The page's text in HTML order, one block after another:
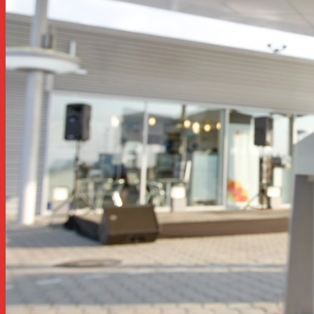
Nimic din toate acestea nu este revoluționar. Ceea ce
contează este gradul de convergență – și disponibilitatea de
a acționa pe baza acesteia.
Rolul României în acest proces nu este întâmplător. Ca
putere la Marea Neagră, poziționată pe frontiera estică a
NATO, ea se află la intersecția mai multor dintre cele mai
presante provocări de securitate ale Europei. Președintele
Dan a tratat acest lucru nu ca pe o vulnerabilitate, ci ca pe
o platformă. Prin reunirea aliaților la București și prin
modelarea agendei în jurul capabilităților, nu al posturii, el
a mutat România într-un rol mai afirmativ în cadrul
alianței.
Aceasta reflectă o schimbare mai amplă în interiorul NATO.
Centrul de greutate nu mai este limitat la Europa
Occidentală. El este definit tot mai mult de statele care
resimt cel mai imediat consecințele unui eșec strategic.
Perspectiva lor este mai puțin abstractă și adesea mai
instructivă.